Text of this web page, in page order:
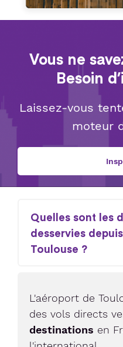
Vous ne
Besoin
Laissez-vous
moteur
Quelles sont les
desservies
Toulouse ?
L'aéroport de
des vols directs
destinations en